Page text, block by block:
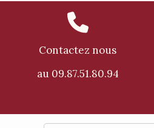

Contactez nous
au 09.87.51.80.94